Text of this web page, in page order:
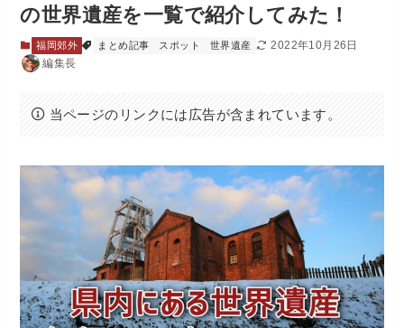
の世界遺産を一覧で紹介してみた！
福岡郊外 まとめ記事 スポット 世界遺産
2022年10月26日
編集長
当ページのリンクには広告が含まれています。